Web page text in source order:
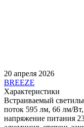
20 апреля 2026
BREEZE
Характеристики
Встраиваемый
поток 595 лм, 66 лм/
напряжение питания